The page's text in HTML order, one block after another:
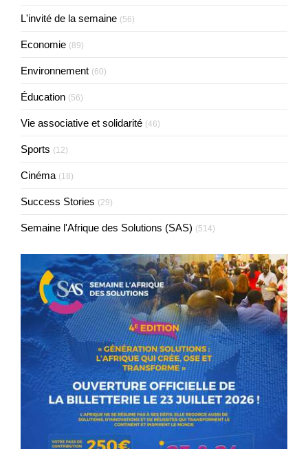
L'invité de la semaine (56)
Economie (89)
Environnement (60)
Éducation (56)
Vie associative et solidarité (46)
Sports (12)
Cinéma (18)
Success Stories (29)
Semaine l'Afrique des Solutions (SAS) (514)